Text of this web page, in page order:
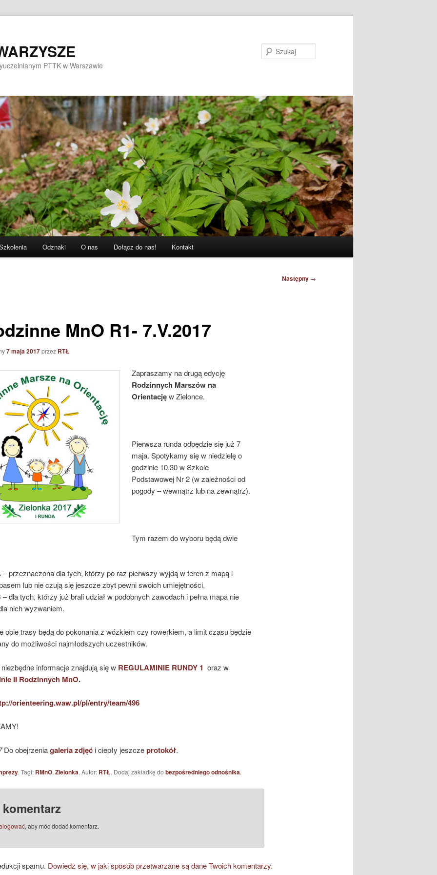
PTTK w Warszawie
Odznaki O nas Dołącz do nas! Kontakt
Następny →
MnO R1- 7.V.2017
7 maja 2017przez RTŁ
Zapraszamy na drugą edycję
Rodzinnych Marszów na
Orientacjęw Zielonce.
Pierwsza runda odbędzie się już 7
maja. Spotykamy się w niedzielę o
godzinie 10.30 w Szkole
Podstawowej Nr 2 (w zależności od
pogody – wewnątrz lub na zewnątrz).
Tym razem do wyboru będą dwie
– przeznaczona dla tych, którzy po raz pierwszy wyjdą w teren z mapą i
lub nie czują się jeszcze zbyt pewni swoich umiejętności,
– dla tych, którzy już brali udział w podobnych zawodach i pełna mapa nie
nich wyzwaniem.
obie trasy będą do pokonania z wózkiem czy rowerkiem, a limit czasu będzie
do możliwości najmłodszych uczestników.
niezbędne informacje znajdują się w REGULAMINIE RUNDY 1 oraz w
II Rodzinnych MnO.
orienteering.waw.pl/pl/entry/team/496
Do obejrzeniagaleria zdjęći ciepły jeszczeprotokół.
. Tagi: RMnO, Zielonka. Autor: RTŁ. Dodaj zakładkę do bezpośredniego odnośnika.
, aby móc dodać komentarz.
spamu. Dowiedz się, w jaki sposób przetwarzane są dane Twoich komentarzy.